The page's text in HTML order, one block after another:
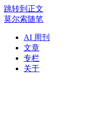
跳转到正文
莫尔索随笔
AI 周刊
文章
专栏
关于